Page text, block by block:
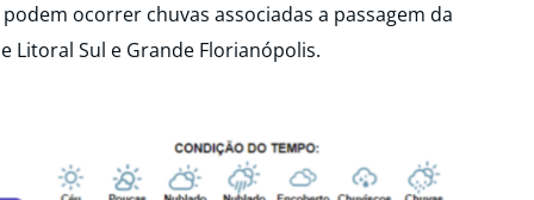
ocorrer chuvas associadas a passagem da
Litoral Sul e Grande Florianópolis.